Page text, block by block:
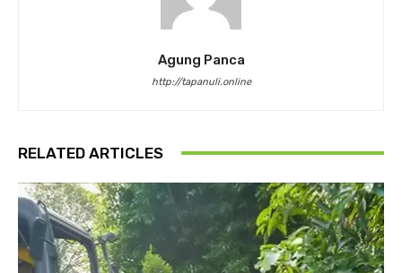
Agung Panca
http://tapanuli.online
RELATED ARTICLES